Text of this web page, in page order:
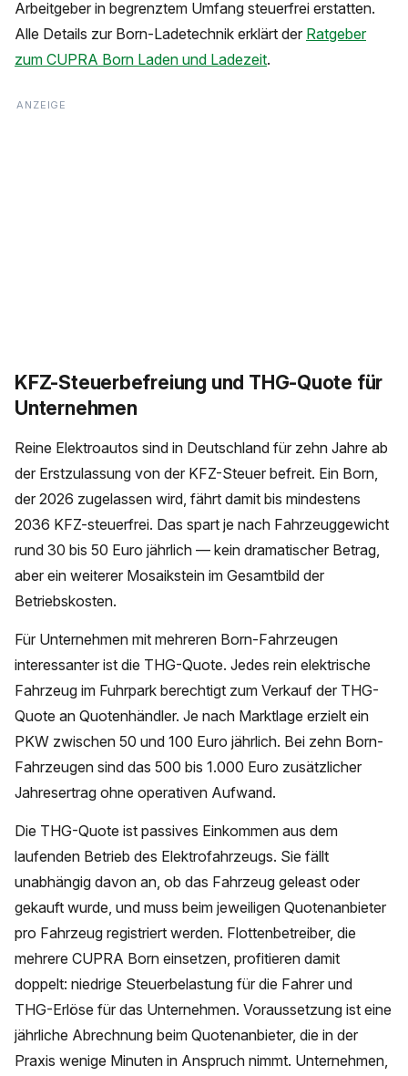
Arbeitgeber in begrenztem Umfang steuerfrei erstatten.
Alle Details zur Born-Ladetechnik erklärt der Ratgeber
zum CUPRA Born Laden und Ladezeit.
KFZ-Steuerbefreiung und THG-Quote für
Unternehmen
Reine Elektroautos sind in Deutschland für zehn Jahre ab
der Erstzulassung von der KFZ-Steuer befreit. Ein Born,
der 2026 zugelassen wird, fährt damit bis mindestens
2036 KFZ-steuerfrei. Das spart je nach Fahrzeuggewicht
rund 30 bis 50 Euro jährlich — kein dramatischer Betrag,
aber ein weiterer Mosaikstein im Gesamtbild der
Betriebskosten.
Für Unternehmen mit mehreren Born-Fahrzeugen
interessanter ist die THG-Quote. Jedes rein elektrische
Fahrzeug im Fuhrpark berechtigt zum Verkauf der THG-
Quote an Quotenhändler. Je nach Marktlage erzielt ein
PKW zwischen 50 und 100 Euro jährlich. Bei zehn Born-
Fahrzeugen sind das 500 bis 1.000 Euro zusätzlicher
Jahresertrag ohne operativen Aufwand.
Die THG-Quote ist passives Einkommen aus dem
laufenden Betrieb des Elektrofahrzeugs. Sie fällt
unabhängig davon an, ob das Fahrzeug geleast oder
gekauft wurde, und muss beim jeweiligen Quotenanbieter
pro Fahrzeug registriert werden. Flottenbetreiber, die
mehrere CUPRA Born einsetzen, profitieren damit
doppelt: niedrige Steuerbelastung für die Fahrer und
THG-Erlöse für das Unternehmen. Voraussetzung ist eine
jährliche Abrechnung beim Quotenanbieter, die in der
Praxis wenige Minuten in Anspruch nimmt. Unternehmen,